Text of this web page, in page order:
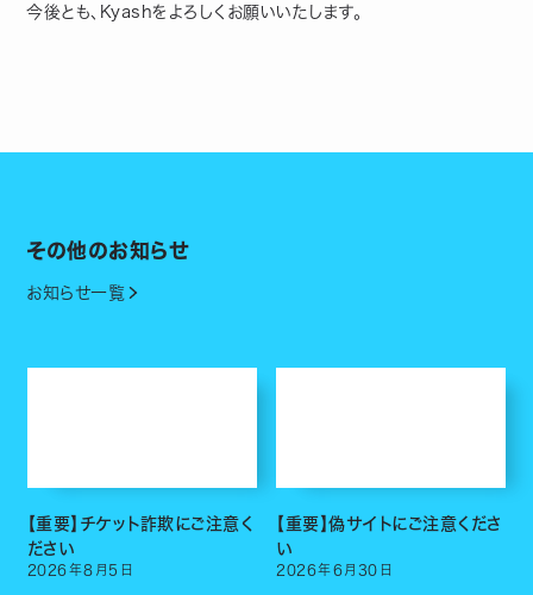
今後とも、Kyashをよろしくお願いいたします。
その他のお知らせ
お知らせ一覧
【重要】チケット詐欺にご注意く
ださい
2026年8 月 5 日
【重要】偽サイトにご注意くださ
い
2026年6月 30 日